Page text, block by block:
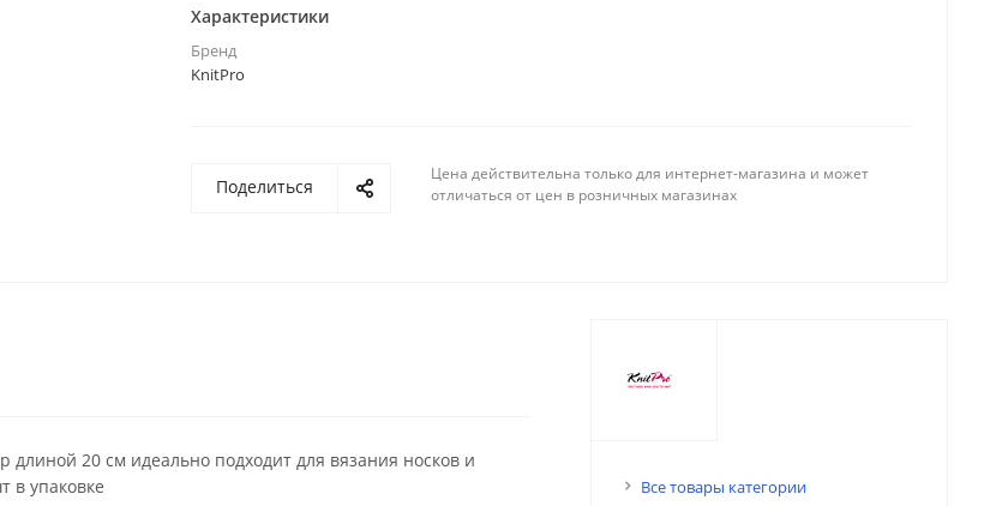
Характеристики
Бренд
KnitPro
Поделиться
Цена действительна только для интернет-магазина и может
отличаться от цен в розничных магазинах
20 см идеально подходит для вязания носков и
в упаковке
Все товары категории